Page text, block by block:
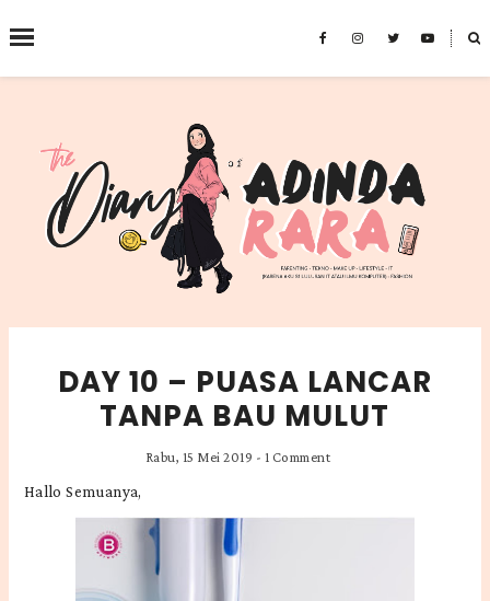
˟
SEARCH THIS BLOG
DAY 10 – PUASA LANCAR
TANPA BAU MULUT
Rabu, 15 Mei 2019 - 1 Comment
Hallo Semuanya,